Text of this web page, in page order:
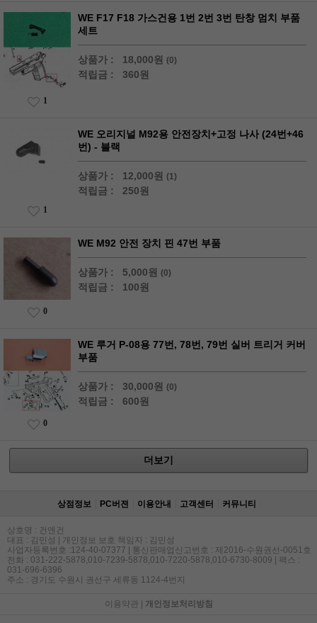
WE F17 F18 가스건용 1번 2번 3번 탄창 멈치 부품
세트
상품가 : 18,000원 (0)
적립금 : 360원
1
WE 오리지널 M92용 안전장치+고정 나사 (24번+46
번) - 블랙
상품가 : 12,000원 (1)
적립금 : 250원
1
WE M92 안전 장치 핀 47번 부품
상품가 : 5,000원 (0)
적립금 : 100원
0
WE 루거 P-08용 77번, 78번, 79번 실버 트리거 커버
부품
상품가 : 30,000원 (0)
적립금 : 600원
0
더보기
상점정보 PC버젼 이용안내 고객센터 커뮤니티
상호명 : 건앤건
대표 : 김민성 | 개인정보 보호 책임자 : 김민성
사업자등록번호 :124-40-07377 | 통신판매업신고번호 : 제2016-수원권선-0051호
전화 : 031-222-5878,010-7239-5878,010-7220-5878,010-6730-8009 | 팩스 :
031-696-6396
주소 : 경기도 수원시 권선구 세류동 1124-4번지
이용약관 개인정보처리방침